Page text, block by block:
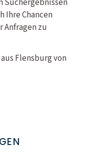
Suchergebnissen
Ihre Chancen
zu
Flensburg von